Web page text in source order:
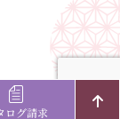
羽衣へ©
, All
ログ請求